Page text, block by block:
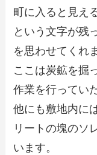
町に入ると見え
という文字が残
を思わせてくれ
ここは炭鉱を掘
作業を行ってい
他にも敷地内に
リートの塊のソ
います。